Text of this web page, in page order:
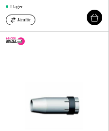
I lager
Jämför